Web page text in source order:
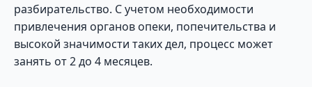
разбирательство. С учетом необходимости
привлечения органов опеки, попечительства и
высокой значимости таких дел, процесс может
занять от 2 до 4 месяцев.